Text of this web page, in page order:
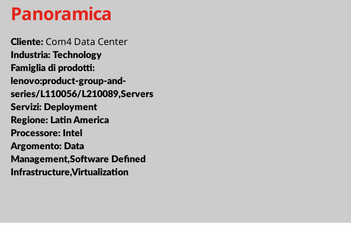
Panoramica
Cliente: Com4 Data Center
Industria:Technology
Famiglia di prodotti:
lenovo:product-group-and-
series/L110056/L210089,Servers
Servizi: Deployment
Regione: Latin America
Processore: Intel
Argomento: Data
Management,Software Defined
Infrastructure,Virtualization